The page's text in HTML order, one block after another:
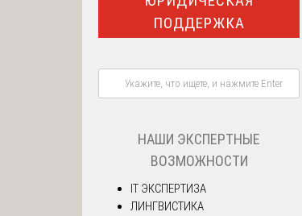
ПОДДЕРЖКА
НАШИ ЭКСПЕРТНЫЕ
ВОЗМОЖНОСТИ
IT ЭКСПЕРТИЗА
ЛИНГВИСТИКА